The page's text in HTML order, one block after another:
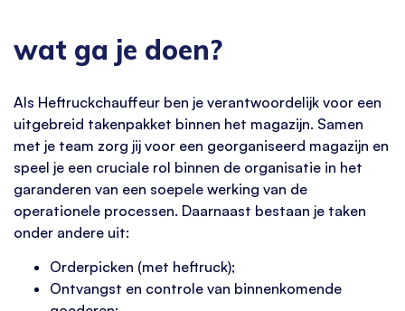
wat ga je doen?
Als Heftruckchauffeur ben je verantwoordelijk voor een
uitgebreid takenpakket binnen het magazijn. Samen
met je team zorg jij voor een georganiseerd magazijn en
speel je een cruciale rol binnen de organisatie in het
garanderen van een soepele werking van de
operationele processen. Daarnaast bestaan je taken
onder andere uit:
Orderpicken (met heftruck);
Ontvangst en controle van binnenkomende